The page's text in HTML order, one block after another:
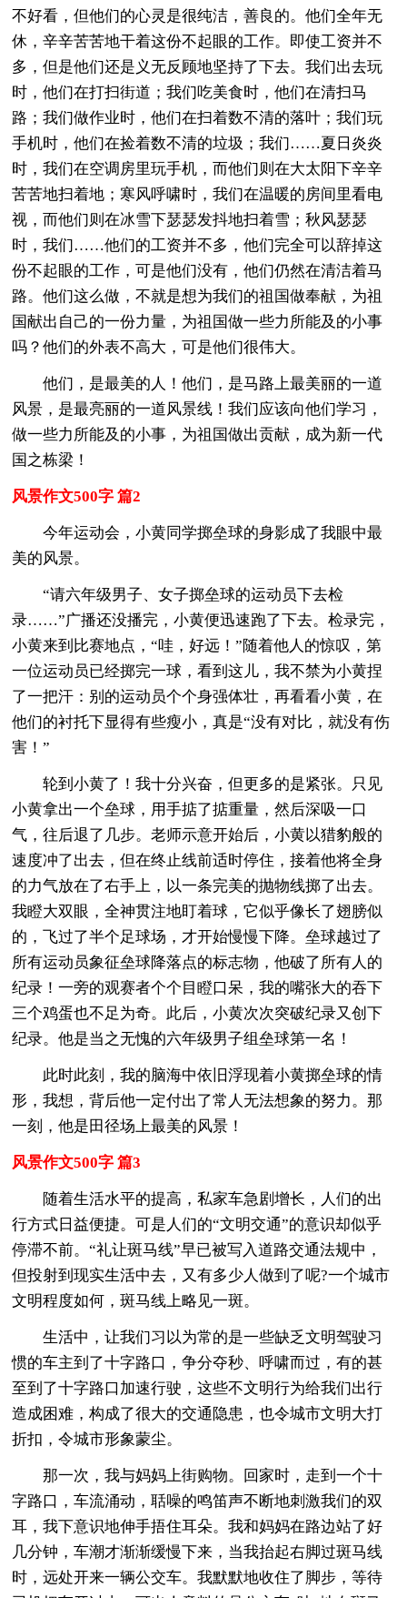
不好看，但他们的心灵是很纯洁，善良的。他们全年无
休，辛辛苦苦地干着这份不起眼的工作。即使工资并不
多，但是他们还是义无反顾地坚持了下去。我们出去玩
时，他们在打扫街道；我们吃美食时，他们在清扫马
路；我们做作业时，他们在扫着数不清的落叶；我们玩
手机时，他们在捡着数不清的垃圾；我们……夏日炎炎
时，我们在空调房里玩手机，而他们则在大太阳下辛辛
苦苦地扫着地；寒风呼啸时，我们在温暖的房间里看电
视，而他们则在冰雪下瑟瑟发抖地扫着雪；秋风瑟瑟
时，我们……他们的工资并不多，他们完全可以辞掉这
份不起眼的工作，可是他们没有，他们仍然在清洁着马
路。他们这么做，不就是想为我们的祖国做奉献，为祖
国献出自己的一份力量，为祖国做一些力所能及的小事
吗？他们的外表不高大，可是他们很伟大。
他们，是最美的人！他们，是马路上最美丽的一道
风景，是最亮丽的一道风景线！我们应该向他们学习，
做一些力所能及的小事，为祖国做出贡献，成为新一代
国之栋梁！
风景作文500字 篇2
今年运动会，小黄同学掷垒球的身影成了我眼中最
美的风景。
“请六年级男子、女子掷垒球的运动员下去检
录……”广播还没播完，小黄便迅速跑了下去。检录完，
小黄来到比赛地点，“哇，好远！”随着他人的惊叹，第
一位运动员已经掷完一球，看到这儿，我不禁为小黄捏
了一把汗：别的运动员个个身强体壮，再看看小黄，在
他们的衬托下显得有些瘦小，真是“没有对比，就没有伤
害！”
轮到小黄了！我十分兴奋，但更多的是紧张。只见
小黄拿出一个垒球，用手掂了掂重量，然后深吸一口
气，往后退了几步。老师示意开始后，小黄以猎豹般的
速度冲了出去，但在终止线前适时停住，接着他将全身
的力气放在了右手上，以一条完美的抛物线掷了出去。
我瞪大双眼，全神贯注地盯着球，它似乎像长了翅膀似
的，飞过了半个足球场，才开始慢慢下降。垒球越过了
所有运动员象征垒球降落点的标志物，他破了所有人的
纪录！一旁的观赛者个个目瞪口呆，我的嘴张大的吞下
三个鸡蛋也不足为奇。此后，小黄次次突破纪录又创下
纪录。他是当之无愧的六年级男子组垒球第一名！
此时此刻，我的脑海中依旧浮现着小黄掷垒球的情
形，我想，背后他一定付出了常人无法想象的努力。那
一刻，他是田径场上最美的风景！
风景作文500字 篇3
随着生活水平的提高，私家车急剧增长，人们的出
行方式日益便捷。可是人们的“文明交通”的意识却似乎
停滞不前。“礼让斑马线”早已被写入道路交通法规中，
但投射到现实生活中去，又有多少人做到了呢?一个城市
文明程度如何，斑马线上略见一斑。
生活中，让我们习以为常的是一些缺乏文明驾驶习
惯的车主到了十字路口，争分夺秒、呼啸而过，有的甚
至到了十字路口加速行驶，这些不文明行为给我们出行
造成困难，构成了很大的交通隐患，也令城市文明大打
折扣，令城市形象蒙尘。
那一次，我与妈妈上街购物。回家时，走到一个十
字路口，车流涌动，聒噪的鸣笛声不断地刺激我们的双
耳，我下意识地伸手捂住耳朵。我和妈妈在路边站了好
几分钟，车潮才渐渐缓慢下来，当我抬起右脚过斑马线
时，远处开来一辆公交车。我默默地收住了脚步，等待